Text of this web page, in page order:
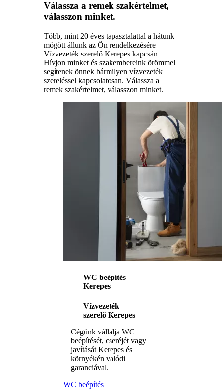
Válassza a remek szakértelmet,
válasszon minket.
Több, mint 20 éves tapasztalattal a hátunk
mögött állunk az Ön rendelkezésére
Vízvezeték szerelő Kerepes kapcsán.
Hívjon minket és szakembereink örömmel
segítenek önnek bármilyen vízvezeték
szereléssel kapcsolatosan. Válassza a
remek szakértelmet, válasszon minket.
WC beépítés
Kerepes
Vízvezeték
szerelő Kerepes
Cégünk vállalja WC
beépítését, cseréjét vagy
javítását Kerepes és
környékén valódi
garanciával.
WC beépítés